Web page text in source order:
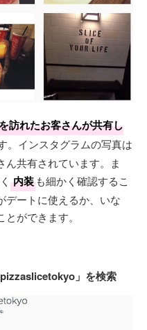
訪れたお客さんが共有し
。インスタグラムの写真は
ん共有されています。ま
内装 も細かく確認するこ
デートに使えるか、いな
ができます。
」を検索